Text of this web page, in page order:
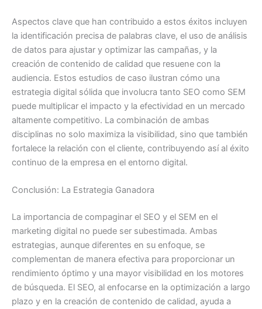
Aspectos clave que han contribuido a estos éxitos incluyen
la identificación precisa de palabras clave, el uso de análisis
de datos para ajustar y optimizar las campañas, y la
creación de contenido de calidad que resuene con la
audiencia. Estos estudios de caso ilustran cómo una
estrategia digital sólida que involucra tanto SEO como SEM
puede multiplicar el impacto y la efectividad en un mercado
altamente competitivo. La combinación de ambas
disciplinas no solo maximiza la visibilidad, sino que también
fortalece la relación con el cliente, contribuyendo así al éxito
continuo de la empresa en el entorno digital.
Conclusión: La Estrategia Ganadora
La importancia de compaginar el SEO y el SEM en el
marketing digital no puede ser subestimada. Ambas
estrategias, aunque diferentes en su enfoque, se
complementan de manera efectiva para proporcionar un
rendimiento óptimo y una mayor visibilidad en los motores
de búsqueda. El SEO, al enfocarse en la optimización a largo
plazo y en la creación de contenido de calidad, ayuda a